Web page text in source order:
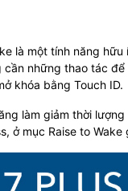
là một tính năng
cần những thao tác
khóa bằng Touch ID.
làm giảm thời
ở mục Raise to